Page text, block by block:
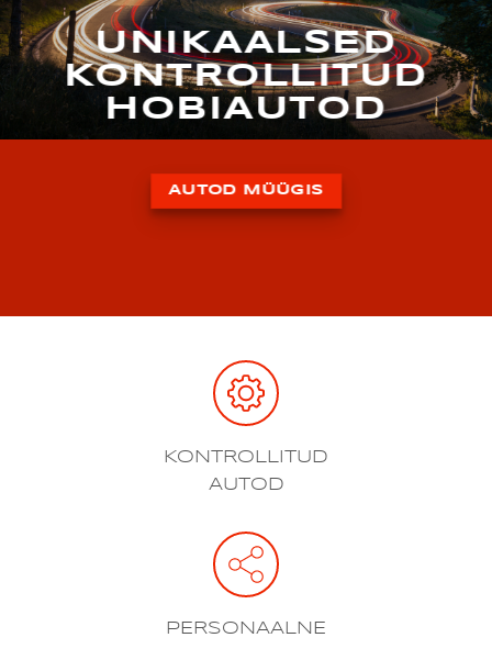
UNIKAALSED
KONTROLLITUD
HOBIAUTOD
AUTOD MÜÜGIS
KONTROLLITUD
AUTOD
PERSONAALNE